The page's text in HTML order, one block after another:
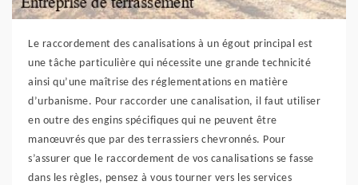
Le raccordement des canalisations à un égout principal est
une tâche particulière qui nécessite une grande technicité
ainsi qu’une maîtrise des réglementations en matière
d’urbanisme. Pour raccorder une canalisation, il faut utiliser
en outre des engins spécifiques qui ne peuvent être
manœuvrés que par des terrassiers chevronnés. Pour
s’assurer que le raccordement de vos canalisations se fasse
dans les règles, pensez à vous tourner vers les services